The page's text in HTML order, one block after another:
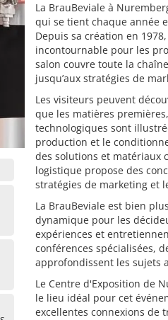
La BrauBeviale à
qui se tient chaque année
Depuis sa création en
incontournable pour les
salon couvre toute la
jusqu’aux stratégies de
Les visiteurs peuvent
que les matières
technologiques sont
production et le
des solutions et matériaux
logistique propose des
stratégies de marketing et
La BrauBeviale est bien
dynamique pour les
expériences et
conférences spécialisées,
approfondissent les sujets
Le Centre d'Exposition de
le lieu idéal pour cet
excellentes connexions de